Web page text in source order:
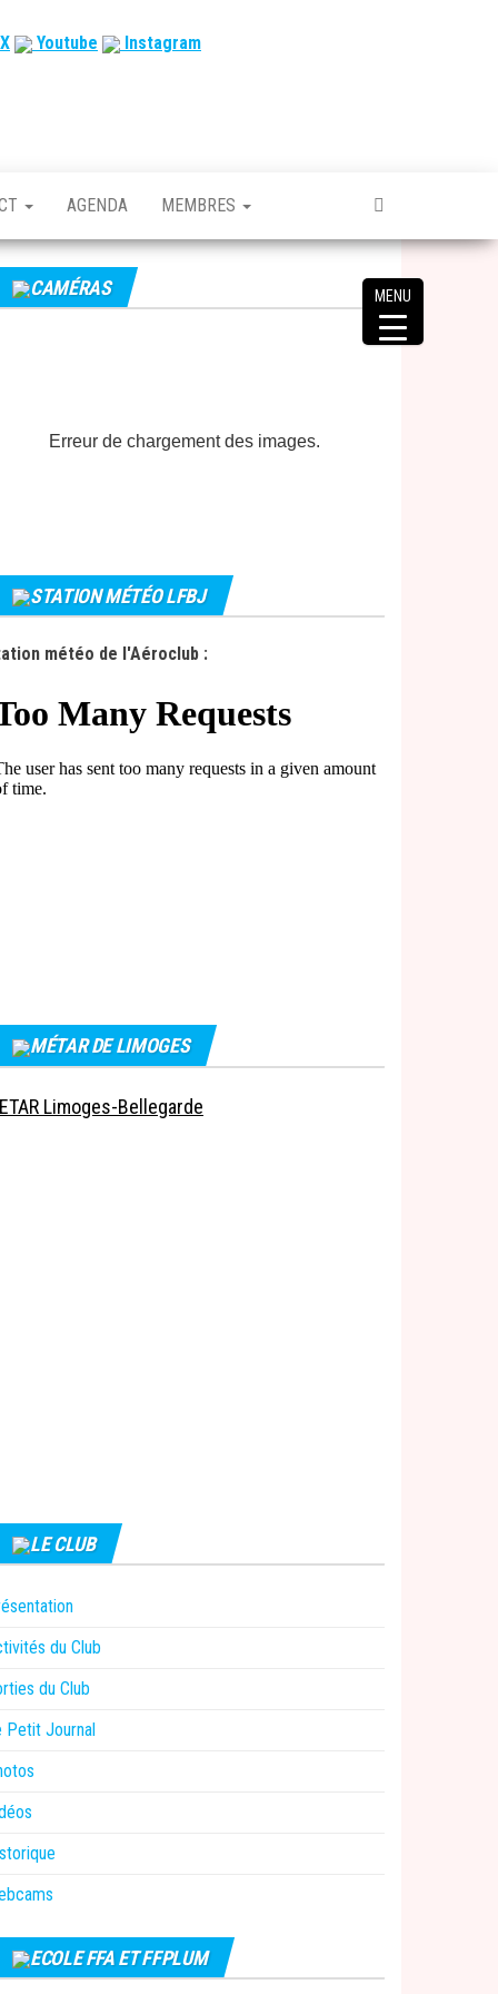
Youtube Instagram
AGENDA MEMBRES
CAMÉRAS
Erreur de chargement des images.
STATION MÉTÉO LFBJ
météo de l'Aéroclub :
MÉTAR DE LIMOGES
Limoges-Bellegarde
LE CLUB
du Club
du Club
Petit Journal
ECOLE FFA ET FFPLUM
MENU